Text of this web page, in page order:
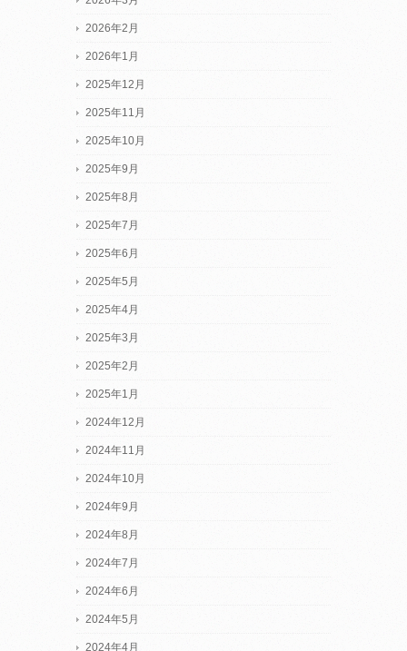
2026年2月
2026年1月
2025年12月
2025年11月
2025年10月
2025年9月
2025年8月
2025年7月
2025年6月
2025年5月
2025年4月
2025年3月
2025年2月
2025年1月
2024年12月
2024年11月
2024年10月
2024年9月
2024年8月
2024年7月
2024年6月
2024年5月
2024年4月